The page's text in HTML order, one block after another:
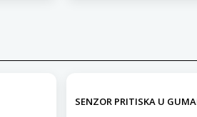
SENZOR PRITISKA U